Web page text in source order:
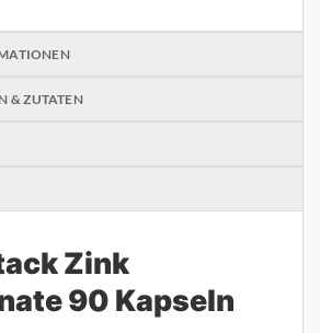
& ZUTATEN
Zink
90 Kapseln